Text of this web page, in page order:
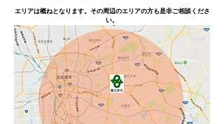
​エリアは概ねとなります。その周辺のエリアの方も是非ご相談くださ
い。